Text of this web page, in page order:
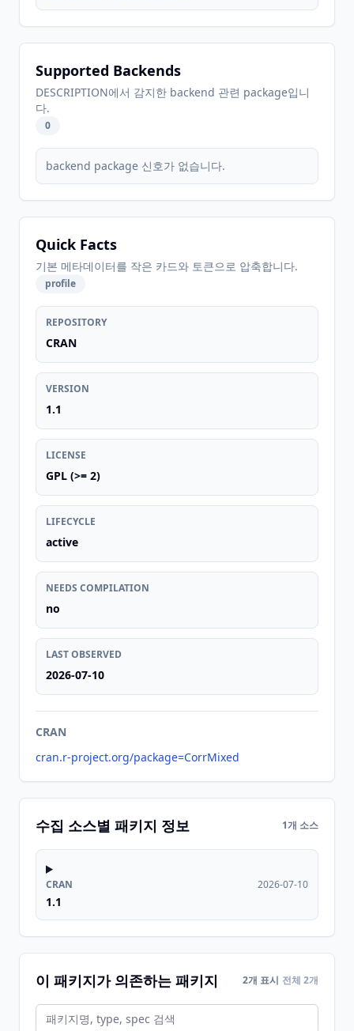
Supported Backends
DESCRIPTION에서 감지한 backend 관련 package입니
다.
0
backend package 신호가 없습니다.
Quick Facts
기본 메타데이터를 작은 카드와 토큰으로 압축합니다.
profile
REPOSITORY
CRAN
VERSION
1.1
LICENSE
GPL (>= 2)
LIFECYCLE
active
NEEDS COMPILATION
no
LAST OBSERVED
2026-07-10
CRAN
cran.r-project.org/package=CorrMixed
수집 소스별 패키지 정보 1개 소스
CRAN
1.1
2026-07-10
이 패키지가 의존하는 패키지 2개 표시 전체 2개